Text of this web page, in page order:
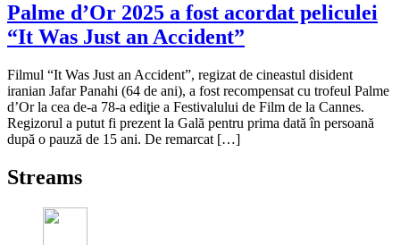
Palme d’Or 2025 a fost acordat peliculei
“It Was Just an Accident”
Filmul “It Was Just an Accident”, regizat de cineastul disident
iranian Jafar Panahi (64 de ani), a fost recompensat cu trofeul Palme
d’Or la cea de-a 78-a ediţie a Festivalului de Film de la Cannes.
Regizorul a putut fi prezent la Gală pentru prima dată în persoană
după o pauză de 15 ani. De remarcat […]
Streams